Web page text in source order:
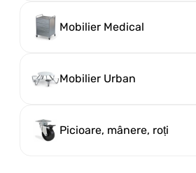
Mobilier Medical
Mobilier Urban
Picioare, mânere, roți